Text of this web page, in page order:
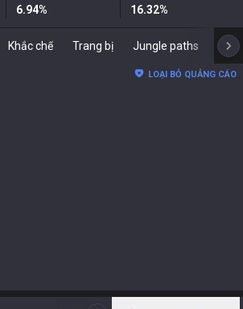
6.94% 16.32%
Khắc chế Trang bị Jungle paths
LOẠI BỎ QUẢNG CÁO